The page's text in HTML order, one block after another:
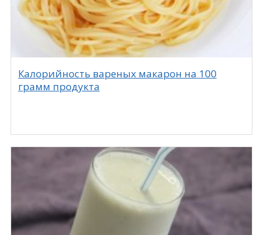
Калорийность вареных макарон на 100
грамм продукта